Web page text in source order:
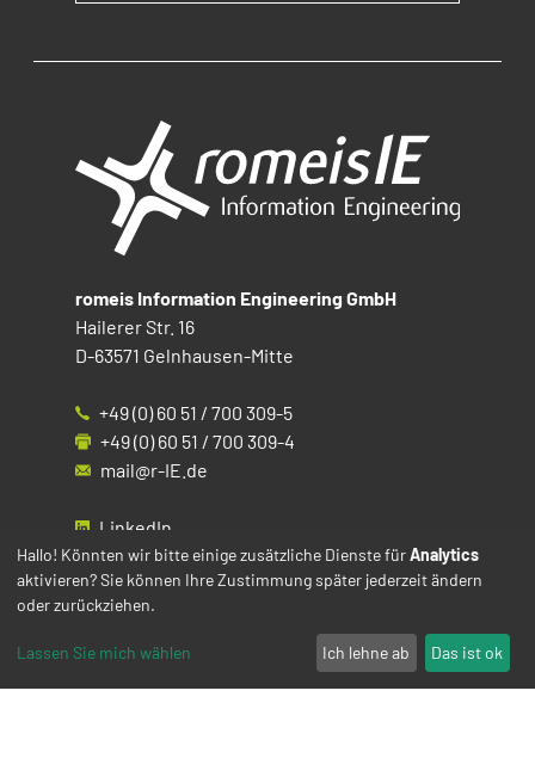
romeis Information Engineering GmbH
Hailerer Str. 16
D-63571 Gelnhausen-Mitte
+49 (0) 60 51 / 700 309-5
+49 (0) 60 51 / 700 309-4
mail@r-IE.de
LinkedIn
Instagram
Facebook
YouTube
Hallo! Könnten wir bitte einige zusätzliche Dienste fürAnalytics
aktivieren? Sie können Ihre Zustimmung später jederzeit ändern
oder zurückziehen.
Lassen Sie mich wählen Ich lehne ab Das ist ok